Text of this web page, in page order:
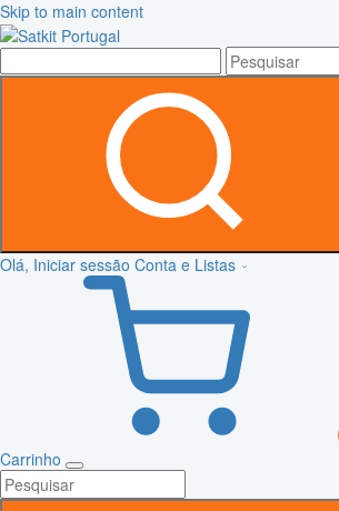
Skip to main content
Olá, Iniciar sessão Conta e Listas
Carrinho